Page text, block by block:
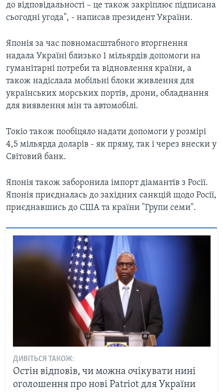
до відповідальності – це також закріплює підписана
сьогодні угода", - написав президент України.
Японія за час повномасштабного вторгнення
надала Україні близько 1 мільярдів допомоги на
гуманітарні потреби та відновлення країни, а
також надіслала мобільні блоки живлення для
українських морських портів, дрони, обладнання
для виявлення мін та автомобілі.
Токіо також пообіцяло надати допомоги у розмірі
4,5 мільярда доларів - як пряму, так і через внески у
Світовий банк.
Японія також заборонила імпорт діамантів з Росії.
Японія приєдналась до західних санкцій щодо Росії,
приєднавшись до США та країни "Групи семи".
ДИВІТЬСЯ ТАКОЖ:
Остін відповів, чи можна очікувати нині
оголошення про нові Patriot для України